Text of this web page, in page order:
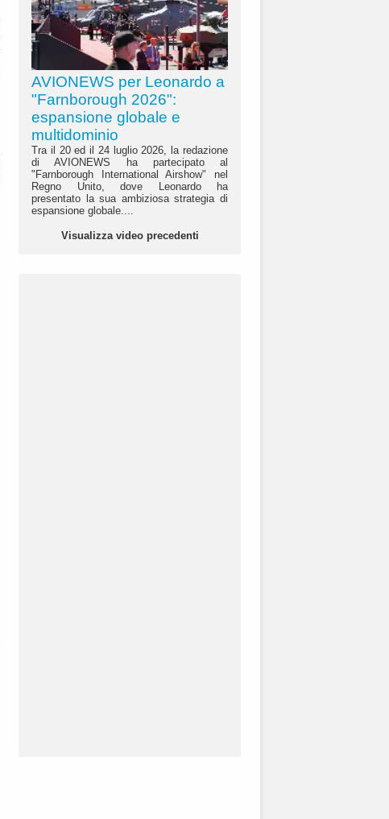
AVIONEWS per Leonardo a
"Farnborough 2026":
espansione globale e
multidominio
Tra il 20 ed il 24 luglio 2026, la redazione
di AVIONEWS ha partecipato al
"Farnborough International Airshow" nel
Regno Unito, dove Leonardo ha
presentato la sua ambiziosa strategia di
espansione globale....
Visualizza video precedenti